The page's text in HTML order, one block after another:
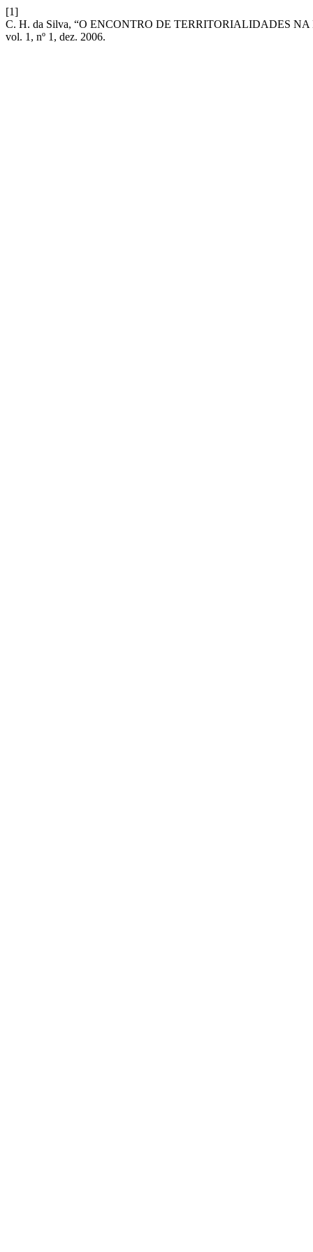
[1]
C. H. da Silva, “O ENCONTRO DE TERRITORIALIDADES
vol. 1, nº 1, dez. 2006.